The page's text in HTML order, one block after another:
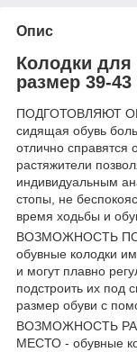
Опис
Колодки для
размер 39-43
ПОДГОТОВЛЯЮТ
сидящая обувь
отлично справятся
растяжители
индивидуальным
стопы, не
время ходьбы и
ВОЗМОЖНОСТЬ
обувные колодки
и могут плавно
подстроить их под
размер обуви с
ВОЗМОЖНОСТЬ
МЕСТО - обувные